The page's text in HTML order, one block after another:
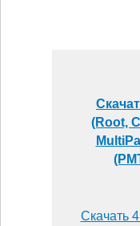
(Root,
Скачать